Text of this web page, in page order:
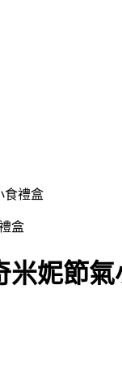
食禮盒
米妮節